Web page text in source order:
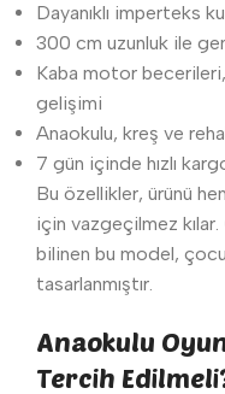
Dayanıklı imperteks
300 cm uzunluk ile
Kaba motor
gelişimi
Anaokulu, kreş ve
7 gün içinde hızlı
Bu özellikler, ürünü
için vazgeçilmez kılar.
bilinen bu model,
tasarlanmıştır.
Anaokulu
Tercih